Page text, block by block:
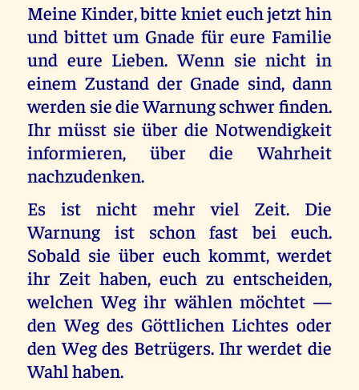
Meine Kinder, bitte kniet euch jetzt hin
und bittet um Gnade für eure Familie
und eure Lieben. Wenn sie nicht in
einem Zustand der Gnade sind, dann
werden sie die Warnung schwer finden.
Ihr müsst sie über die Notwendigkeit
informieren, über die Wahrheit
nachzudenken.
Es ist nicht mehr viel Zeit. Die
Warnung ist schon fast bei euch.
Sobald sie über euch kommt, werdet
ihr Zeit haben, euch zu entscheiden,
welchen Weg ihr wählen möchtet —
den Weg des Göttlichen Lichtes oder
den Weg des Betrügers. Ihr werdet die
Wahl haben.